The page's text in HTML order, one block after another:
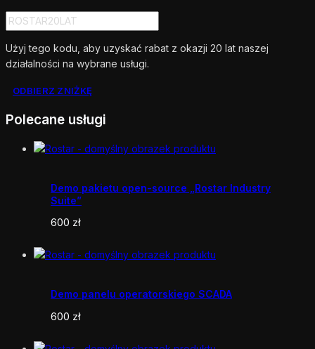
Użyj tego kodu, aby uzyskać rabat z okazji 20 lat naszej
działalności na wybrane usługi.
ODBIERZ ZNIŻKĘ
Polecane usługi
Demo pakietu open-source „Rostar Industry
Suite”
600 zł
Demo panelu operatorskiego SCADA
600 zł